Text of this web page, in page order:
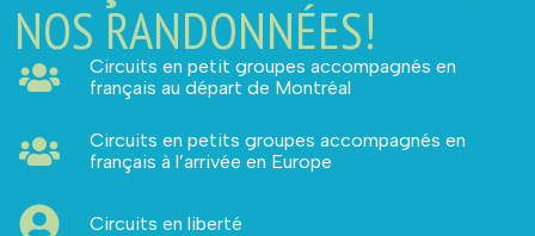
NOS RANDONNÉES!
Circuits en petit groupes accompagnés en
français au départ de Montréal
Circuits en petits groupes accompagnés en
français à l’arrivée en Europe
Circuits en liberté